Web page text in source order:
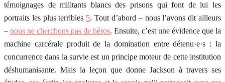
témoignages de militants blancs des prisons qui font de lui les
portraits les plus terribles 5. Tout d’abord – nous l’avons dit ailleurs
– nous ne cherchons pas de héros. Ensuite, c’est une évidence que la
machine carcérale produit de la domination entre détenu·e·s : la
concurrence dans la survie est un principe moteur de cette institution
déshumanisante. Mais la leçon que donne Jackson à travers ses